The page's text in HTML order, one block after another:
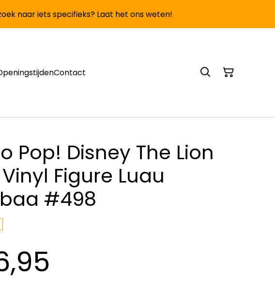
naar iets specifieks? Laat het ons weten!
Contact
Pop! Disney The Lion
Figure Luau
#498